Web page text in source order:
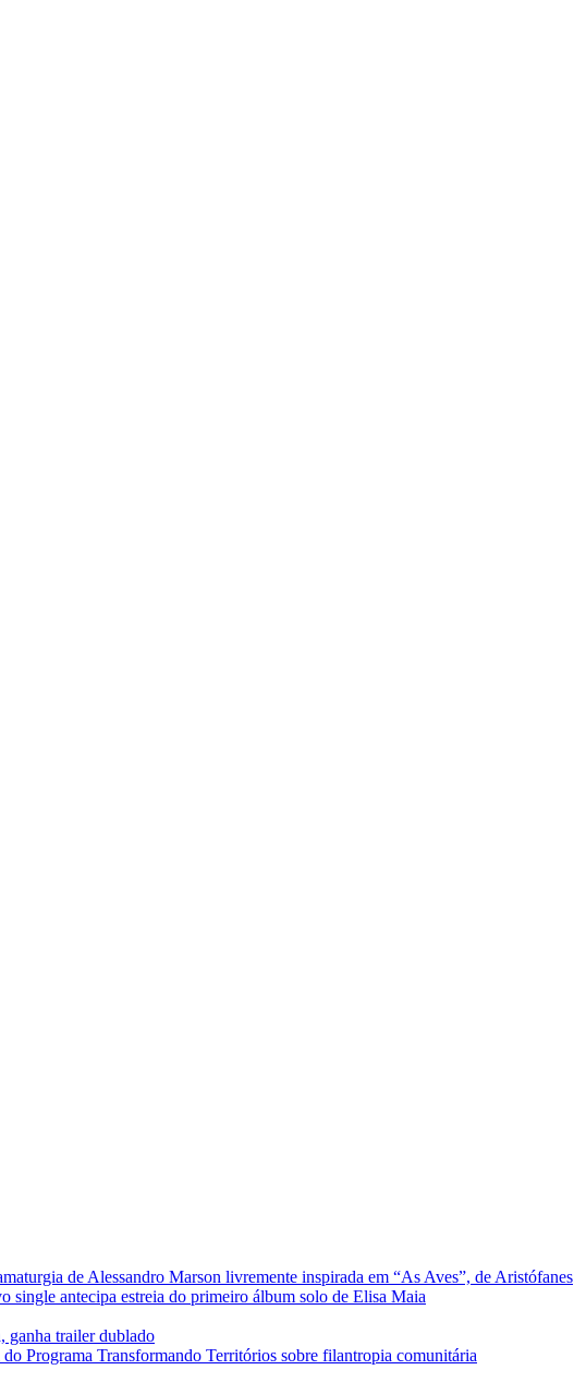
de Alessandro Marson livremente inspirada em “As Aves”, de Aristófanes
single antecipa estreia do primeiro álbum solo de Elisa Maia
ganha trailer dublado
Programa Transformando Territórios sobre filantropia comunitária